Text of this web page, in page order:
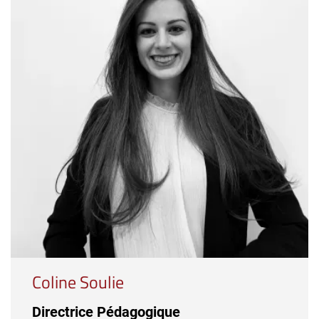
Coline Soulie
Directrice Pédagogique